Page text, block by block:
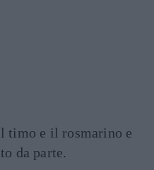
timo e il rosmarino e
da parte.